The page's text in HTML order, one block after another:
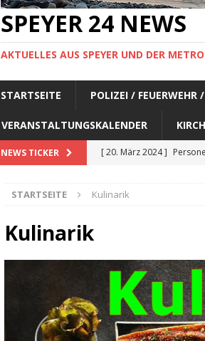
SPEYER 24 NEWS
AKTUELLES AUS SPEYER UND DER
STARTSEITE POLIZEI / FEUERWEHR
VERANSTALTUNGSKALENDER
NEWS TICKER [ 20. März 2024 ]
[ 17. März 2024 ]
[ 29. Februar 2024 ]
[ 29. Februar 2024 ]
[ 6. Februar 2024 ]
STARTSEITE Kulinarik
Kulinarik